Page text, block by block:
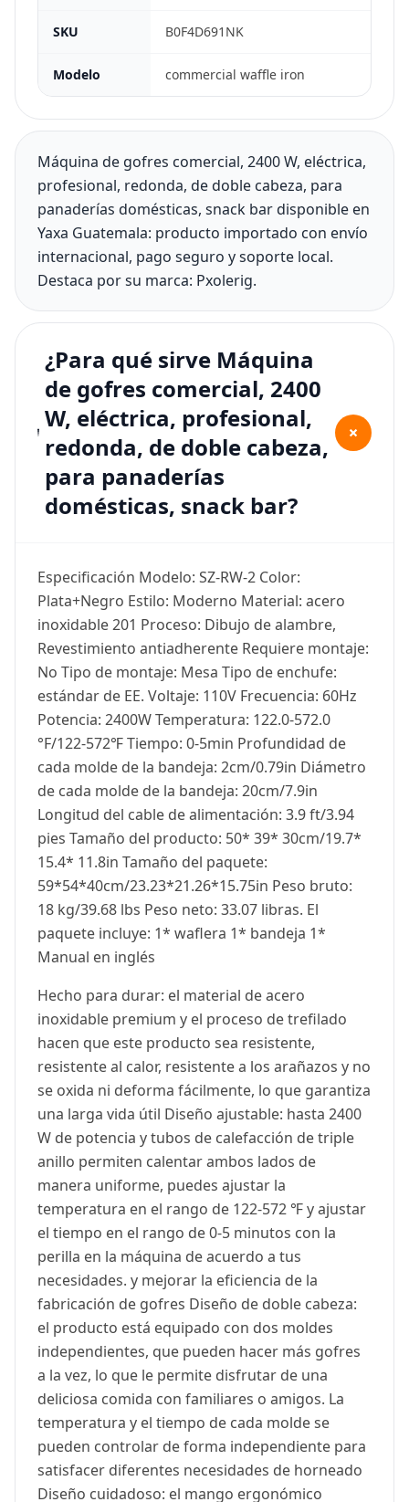
SKU B0F4D691NK
Modelo commercial waffle iron
Máquina de gofres comercial, 2400 W, eléctrica,
profesional, redonda, de doble cabeza, para
panaderías domésticas, snack bar disponible en
Yaxa Guatemala: producto importado con envío
internacional, pago seguro y soporte local.
Destaca por su marca: Pxolerig.
¿Para qué sirve Máquina
de gofres comercial, 2400
W, eléctrica, profesional,
redonda, de doble cabeza,
para panaderías
domésticas, snack bar?
+
Especificación Modelo: SZ-RW-2 Color:
Plata+Negro Estilo: Moderno Material: acero
inoxidable 201 Proceso: Dibujo de alambre,
Revestimiento antiadherente Requiere montaje:
No Tipo de montaje: Mesa Tipo de enchufe:
estándar de EE. Voltaje: 110V Frecuencia: 60Hz
Potencia: 2400W Temperatura: 122.0-572.0
°F/122-572℉ Tiempo: 0-5min Profundidad de
cada molde de la bandeja: 2cm/0.79in Diámetro
de cada molde de la bandeja: 20cm/7.9in
Longitud del cable de alimentación: 3.9 ft/3.94
pies Tamaño del producto: 50* 39* 30cm/19.7*
15.4* 11.8in Tamaño del paquete:
59*54*40cm/23.23*21.26*15.75in Peso bruto:
18 kg/39.68 lbs Peso neto: 33.07 libras. El
paquete incluye: 1* waflera 1* bandeja 1*
Manual en inglés
Hecho para durar: el material de acero
inoxidable premium y el proceso de trefilado
hacen que este producto sea resistente,
resistente al calor, resistente a los arañazos y no
se oxida ni deforma fácilmente, lo que garantiza
una larga vida útil Diseño ajustable: hasta 2400
W de potencia y tubos de calefacción de triple
anillo permiten calentar ambos lados de
manera uniforme, puedes ajustar la
temperatura en el rango de 122-572 ℉ y ajustar
el tiempo en el rango de 0-5 minutos con la
perilla en la máquina de acuerdo a tus
necesidades. y mejorar la eficiencia de la
fabricación de gofres Diseño de doble cabeza:
el producto está equipado con dos moldes
independientes, que pueden hacer más gofres
a la vez, lo que le permite disfrutar de una
deliciosa comida con familiares o amigos. La
temperatura y el tiempo de cada molde se
pueden controlar de forma independiente para
satisfacer diferentes necesidades de horneado
Diseño cuidadoso: el mango ergonómico